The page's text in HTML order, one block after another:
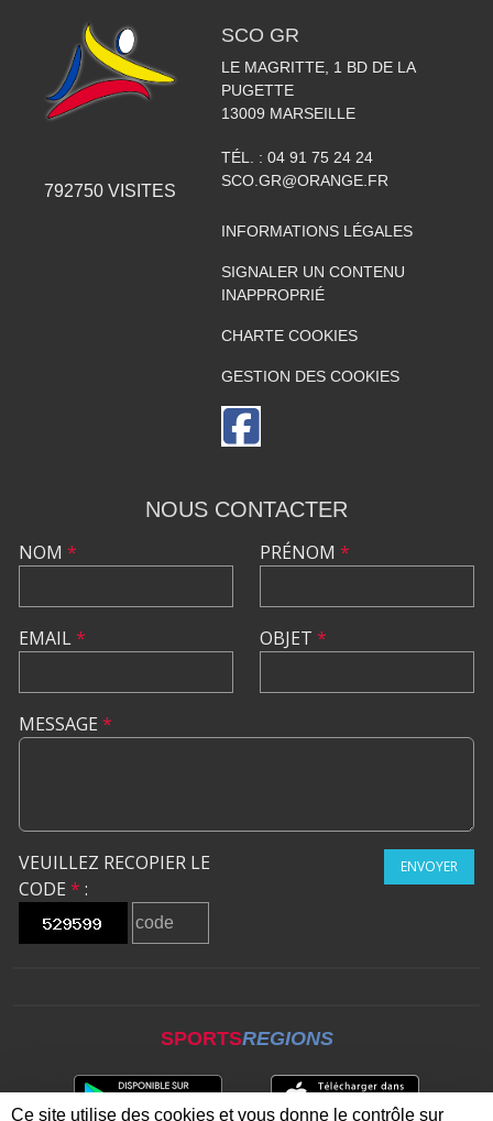
792750 VISITES
SCO GR
LE MAGRITTE, 1 BD DE LA
PUGETTE
13009 MARSEILLE
TÉL. : 04 91 75 24 24
SCO.GR@ORANGE.FR
INFORMATIONS LÉGALES
SIGNALER UN CONTENU
INAPPROPRIÉ
CHARTE COOKIES
GESTION DES COOKIES
NOUS CONTACTER
NOM *
EMAIL*
PRÉNOM *
OBJET *
MESSAGE *
VEUILLEZ RECOPIER LE
CODE * :
ENVOYER
SPORTSREGIONS
Ce site utilise des cookies et vous donne le contrôle sur